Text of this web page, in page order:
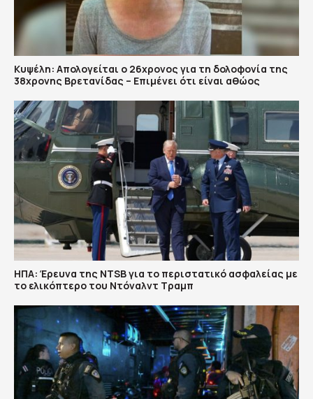
Κυψέλη: Απολογείται ο 26χρονος για τη δολοφονία της
38χρονης Βρετανίδας – Επιμένει ότι είναι αθώος
ΗΠΑ: Έρευνα της NTSB για το περιστατικό ασφαλείας με
το ελικόπτερο του Ντόναλντ Τραμπ